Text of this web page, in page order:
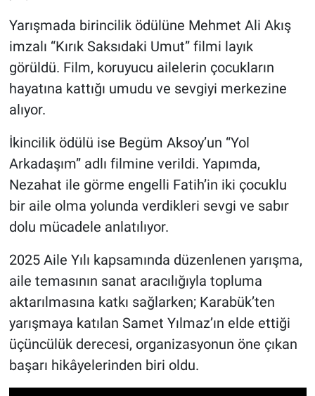
Yarışmada birincilik ödülüne Mehmet Ali Akış
imzalı “Kırık Saksıdaki Umut” filmi layık
görüldü. Film, koruyucu ailelerin çocukların
hayatına kattığı umudu ve sevgiyi merkezine
alıyor.
İkincilik ödülü ise Begüm Aksoy’un “Yol
Arkadaşım” adlı filmine verildi. Yapımda,
Nezahat ile görme engelli Fatih’in iki çocuklu
bir aile olma yolunda verdikleri sevgi ve sabır
dolu mücadele anlatılıyor.
2025 Aile Yılı kapsamında düzenlenen yarışma,
aile temasının sanat aracılığıyla topluma
aktarılmasına katkı sağlarken; Karabük’ten
yarışmaya katılan Samet Yılmaz’ın elde ettiği
üçüncülük derecesi, organizasyonun öne çıkan
başarı hikâyelerinden biri oldu.